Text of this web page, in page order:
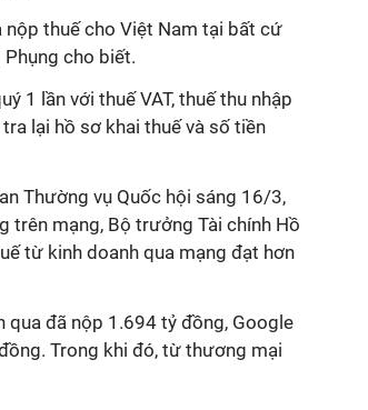
nộp thuế cho Việt Nam tại bất cứ
Phụng cho biết.
1 lần với thuế VAT, thuế thu nhập
lại hồ sơ khai thuế và số tiền
Thường vụ Quốc hội sáng 16/3,
trên mạng, Bộ trưởng Tài chính Hồ
từ kinh doanh qua mạng đạt hơn
qua đã nộp 1.694 tỷ đồng, Google
Trong khi đó, từ thương mại